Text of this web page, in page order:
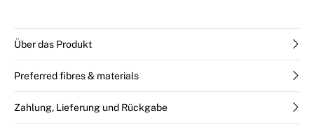
Über das Produkt
Preferred fibres & materials
Zahlung, Lieferung und Rückgabe